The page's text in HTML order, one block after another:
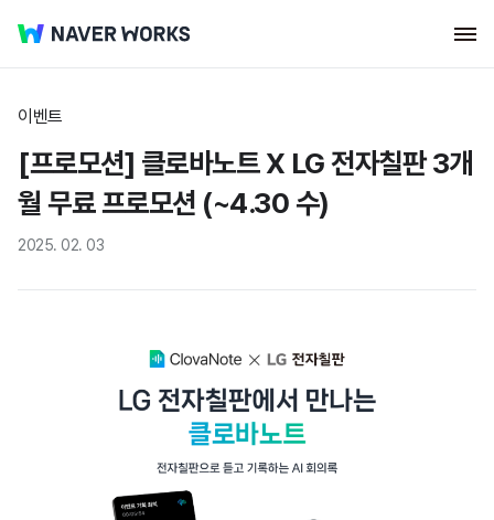
이벤트
[프로모션] 클로바노트 X LG 전자칠판 3개
월 무료 프로모션 (~4.30 수)
2025. 02. 03